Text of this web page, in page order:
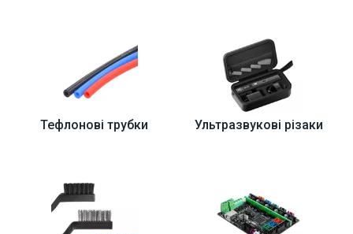
Тефлонові трубки Ультразвукові різаки